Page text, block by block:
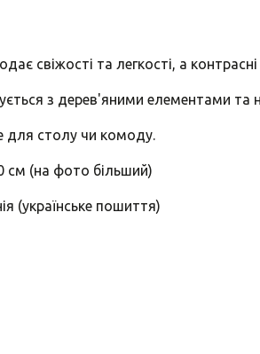
свіжості та легкості, а
з дерев'яними елементами та
для столу чи комоду.
см (на фото більший)
(українське пошиття)